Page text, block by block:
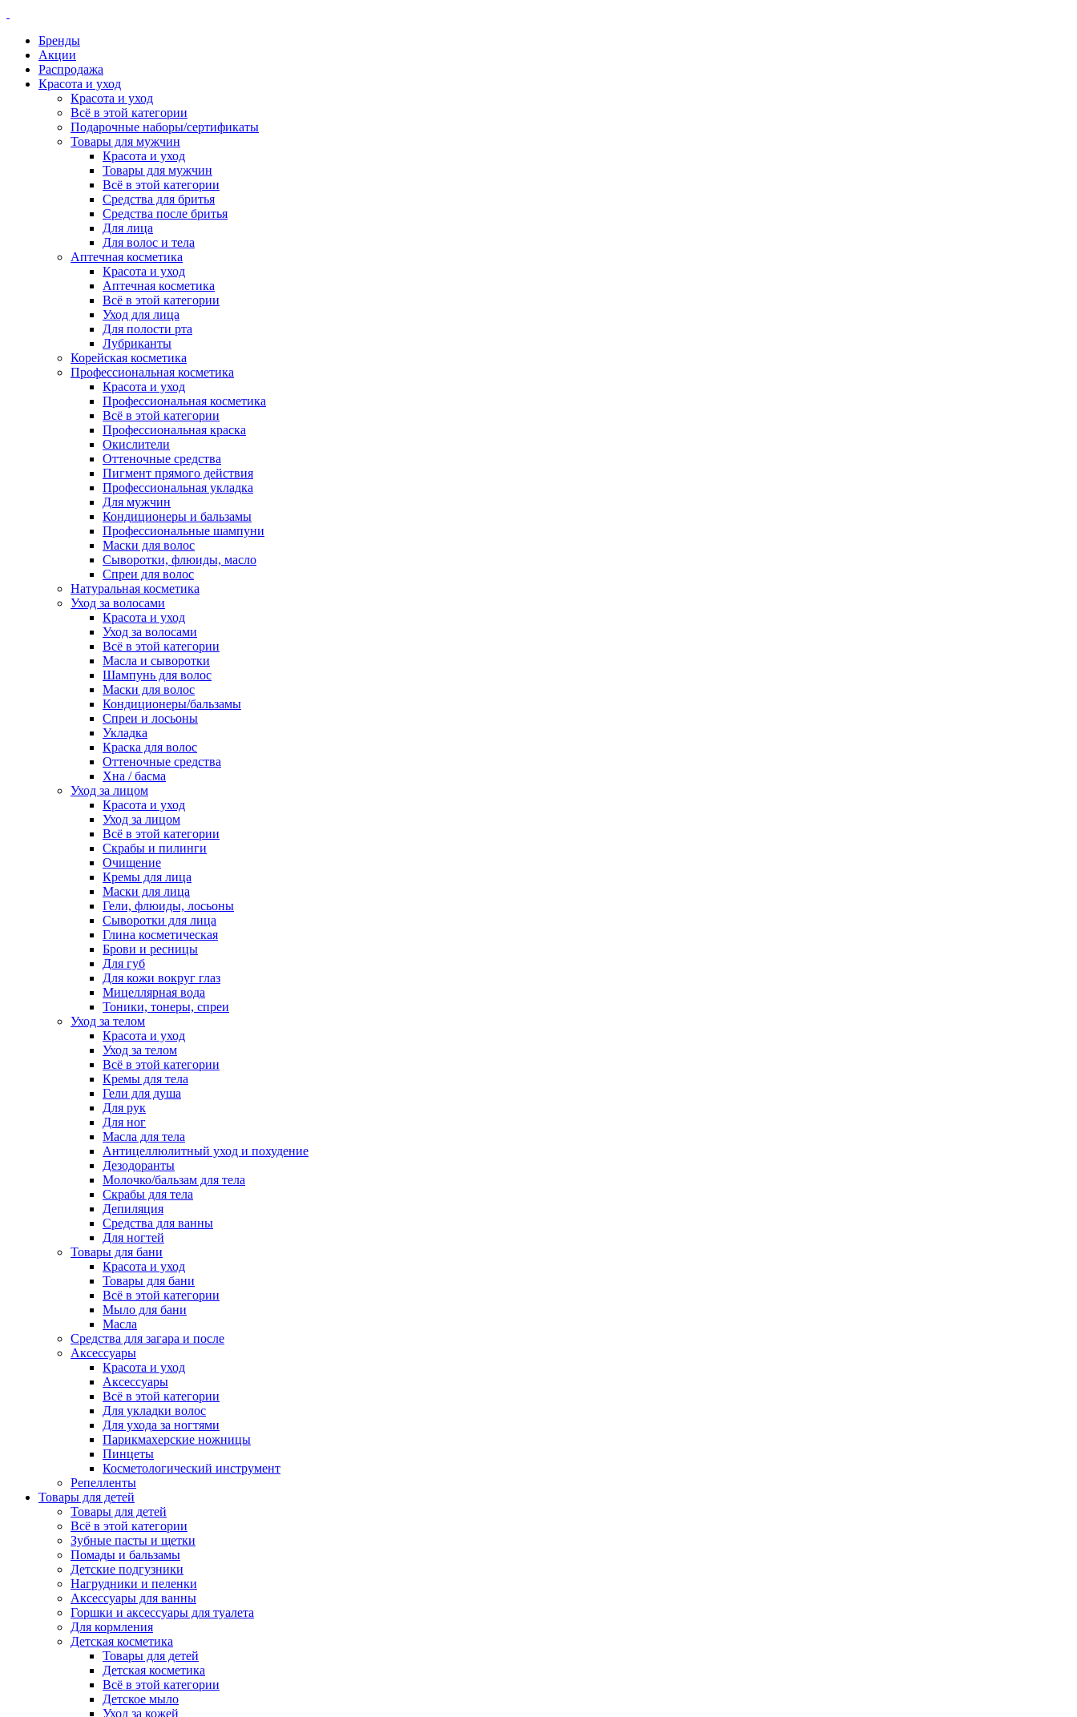
Бренды
Акции
Распродажа
Красота и уход
Красота и уход
Всё в этой категории
Подарочные наборы/сертификаты
Товары для мужчин
Красота и уход
Товары для мужчин
Всё в этой категории
Средства для бритья
Средства после бритья
Для лица
Для волос и тела
Аптечная косметика
Красота и уход
Аптечная косметика
Всё в этой категории
Уход для лица
Для полости рта
Лубриканты
Корейская косметика
Профессиональная косметика
Красота и уход
Профессиональная косметика
Всё в этой категории
Профессиональная краска
Окислители
Оттеночные средства
Пигмент прямого действия
Профессиональная укладка
Для мужчин
Кондиционеры и бальзамы
Профессиональные шампуни
Маски для волос
Сыворотки, флюиды, масло
Спреи для волос
Натуральная косметика
Уход за волосами
Красота и уход
Уход за волосами
Всё в этой категории
Масла и сыворотки
Шампунь для волос
Маски для волос
Кондиционеры/бальзамы
Спреи и лосьоны
Укладка
Краска для волос
Оттеночные средства
Хна / басма
Уход за лицом
Красота и уход
Уход за лицом
Всё в этой категории
Скрабы и пилинги
Очищение
Кремы для лица
Маски для лица
Гели, флюиды, лосьоны
Сыворотки для лица
Глина косметическая
Брови и ресницы
Для губ
Для кожи вокруг глаз
Мицеллярная вода
Тоники, тонеры, спреи
Уход за телом
Красота и уход
Уход за телом
Всё в этой категории
Кремы для тела
Гели для душа
Для рук
Для ног
Масла для тела
Антицеллюлитный уход и похудение
Дезодоранты
Молочко/бальзам для тела
Скрабы для тела
Депиляция
Средства для ванны
Для ногтей
Товары для бани
Красота и уход
Товары для бани
Всё в этой категории
Мыло для бани
Масла
Средства для загара и после
Аксессуары
Красота и уход
Аксессуары
Всё в этой категории
Для укладки волос
Для ухода за ногтями
Парикмахерские ножницы
Пинцеты
Косметологический инструмент
Репелленты
Товары для детей
Товары для детей
Всё в этой категории
Зубные пасты и щетки
Помады и бальзамы
Детские подгузники
Нагрудники и пеленки
Аксессуары для ванны
Горшки и аксессуары для туалета
Для кормления
Детская косметика
Товары для детей
Детская косметика
Всё в этой категории
Детское мыло
Уход за кожей